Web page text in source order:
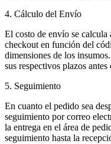
4. Cálculo del Envío
El costo de envío se calcula
checkout en función del
dimensiones de los
sus respectivos plazos
5. Seguimiento
En cuanto el pedido sea
seguimiento por correo
la entrega en el área de
seguimiento hasta la